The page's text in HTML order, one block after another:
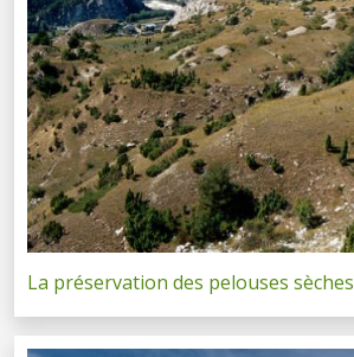
La préservation des pelouses sèches